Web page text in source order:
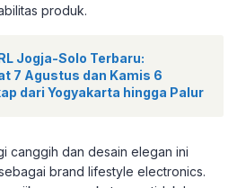
produk.
Jogja-Solo Terbaru:
7 Agustus dan Kamis 6
dari Yogyakarta hingga Palur
canggih dan desain elegan ini
brand lifestyle electronics.